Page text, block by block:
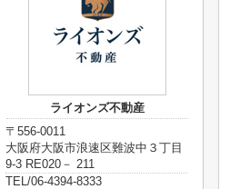
ライオンズ不動産
〒556-0011
大阪府大阪市浪速区難波中３丁目
9-3 RE020－ 211
TEL/06-4394-8333